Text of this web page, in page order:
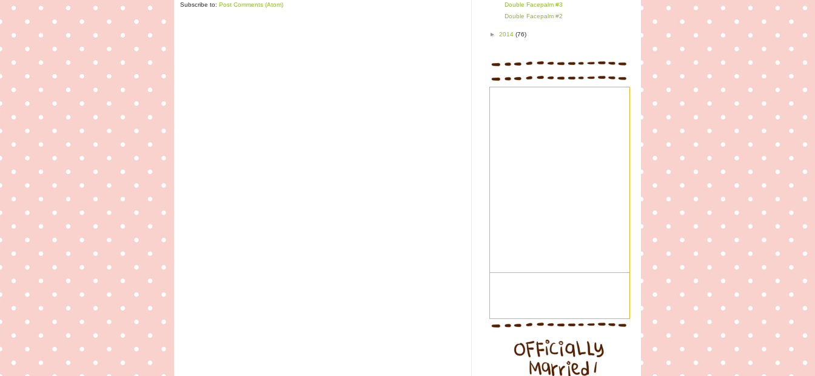
Subscribe to: Post Comments (Atom)
Double Facepalm #3
Double Facepalm #2
► 2014 (76)